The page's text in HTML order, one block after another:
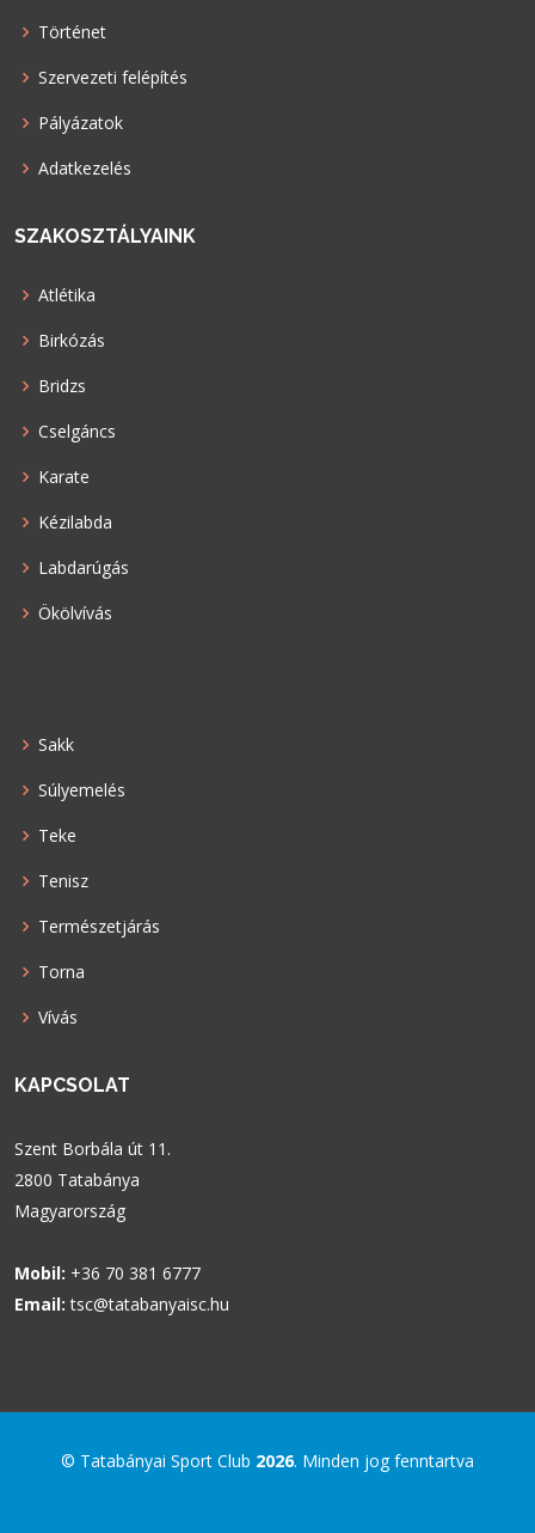
Történet
Szervezeti felépítés
Pályázatok
Adatkezelés
SZAKOSZTÁLYAINK
Atlétika
Birkózás
Bridzs
Cselgáncs
Karate
Kézilabda
Labdarúgás
Ökölvívás
Sakk
Súlyemelés
Teke
Tenisz
Természetjárás
Torna
Vívás
KAPCSOLAT
Szent Borbála út 11.
2800 Tatabánya
Magyarország
Mobil: +36 70 381 6777
Email: tsc@tatabanyaisc.hu
© Tatabányai Sport Club 2026. Minden jog fenntartva